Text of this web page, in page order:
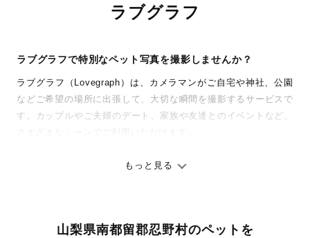
ラブグラフ
ラブグラフで特別なペット写真を撮影しませんか？
ラブグラフ（Lovegraph）は、カメラマンがご自宅や神社、公園
などご希望の場所に出張して、大切な瞬間を撮影するサービスで
す。カップルやご夫婦のデート、家族や友達とのイベントなど、
ありのままの空気感を大切に、何十年経っても見返したくなるよ
料金は全国どこでも一律。わかりやすく安心の価格設定です。オ
もっと見る
山梨県南都留郡忍野村のペットを